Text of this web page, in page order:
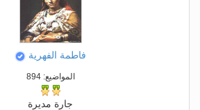
فاطمة الفهرية
المواضيع: 894
جارة مديرة